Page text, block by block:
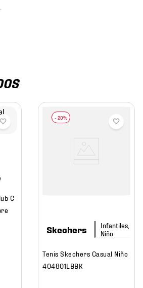
C
Skechers
Infantiles,
Niño
Tenis Skechers Casual Niño
404801LBBK